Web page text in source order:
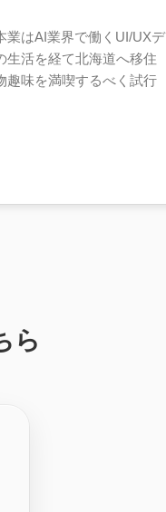
業はAI業界で働くUI/UXデ
生活を経て北海道へ移住
趣味を満喫するべく試行
ら